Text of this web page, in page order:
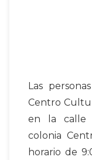
Las
Centro
en la calle
colonia
horario de